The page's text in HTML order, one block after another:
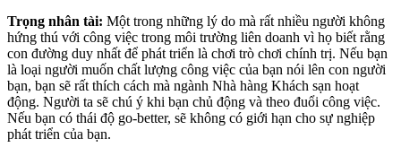
Trọng nhân tài: Một trong những lý do mà rất nhiều người không
hứng thú với công việc trong môi trường liên doanh vì họ biết rằng
con đường duy nhất để phát triển là chơi trò chơi chính trị. Nếu bạn
là loại người muốn chất lượng công việc của bạn nói lên con người
bạn, bạn sẽ rất thích cách mà ngành Nhà hàng Khách sạn hoạt
động. Người ta sẽ chú ý khi bạn chủ động và theo đuổi công việc.
Nếu bạn có thái độ go-better, sẽ không có giới hạn cho sự nghiệp
phát triển của bạn.